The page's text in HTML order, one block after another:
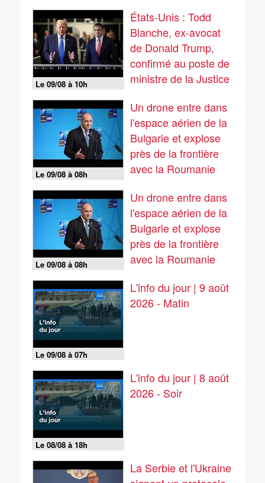
Le 09/08 à 10h
États-Unis : Todd
Blanche, ex-avocat
de Donald Trump,
confirmé au poste de
ministre de la Justice
Le 09/08 à 08h
Un drone entre dans
l'espace aérien de la
Bulgarie et explose
près de la frontière
avec la Roumanie
Le 09/08 à 08h
Un drone entre dans
l'espace aérien de la
Bulgarie et explose
près de la frontière
avec la Roumanie
Le 09/08 à 07h
L'info du jour | 9 août
2026 - Matin
Le 08/08 à 18h
L'info du jour | 8 août
2026 - Soir
La Serbie et l'Ukraine